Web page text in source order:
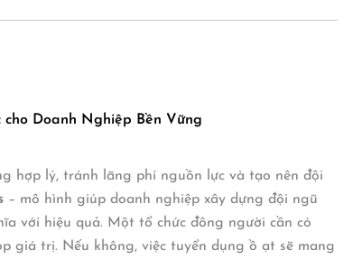
cho Doanh Nghiệp Bền Vững
hợp lý, tránh lãng phí nguồn lực và tạo nên đội
– mô hình giúp doanh nghiệp xây dựng đội ngũ
với hiệu quả. Một tổ chức đông người cần có
giá trị. Nếu không, việc tuyển dụng ồ ạt sẽ mang